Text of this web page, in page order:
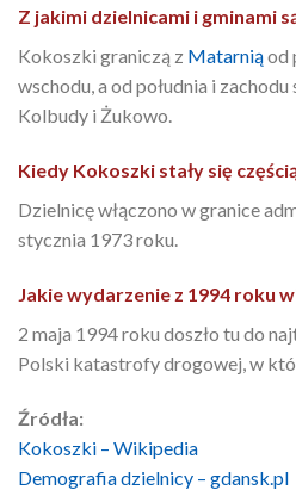
Z jakimi dzielnicami i gminami
Kokoszki graniczą z Matarniąod
wschodu, a od południa i
Kolbudy i Żukowo.
Kiedy Kokoszki stały się
Dzielnicę włączono w granice
stycznia 1973 roku.
Jakie wydarzenie z 1994 roku
2 maja 1994 roku doszło tu do
Polski katastrofy drogowej, w
Źródła:
Kokoszki – Wikipedia
Demografia dzielnicy – gdansk.pl